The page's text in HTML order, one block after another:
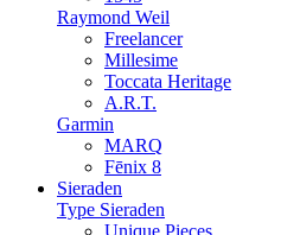
Raymond Weil
Freelancer
Millesime
Toccata Heritage
A.R.T.
Garmin
MARQ
Fēnix 8
Sieraden
Type Sieraden
Unique Pieces